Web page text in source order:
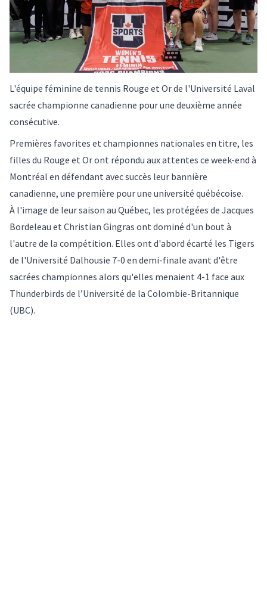
L'équipe féminine de tennis Rouge et Or de l'Université Laval
sacrée championne canadienne pour une deuxième année
consécutive.
Premières favorites et championnes nationales en titre, les
filles du Rouge et Or ont répondu aux attentes ce week-end à
Montréal en défendant avec succès leur bannière
canadienne, une première pour une université québécoise.
À l'image de leur saison au Québec, les protégées de Jacques
Bordeleau et Christian Gingras ont dominé d'un bout à
l'autre de la compétition. Elles ont d'abord écarté les Tigers
de l'Université Dalhousie 7-0 en demi-finale avant d'être
sacrées championnes alors qu'elles menaient 4-1 face aux
Thunderbirds de l’Université de la Colombie-Britannique
(UBC).